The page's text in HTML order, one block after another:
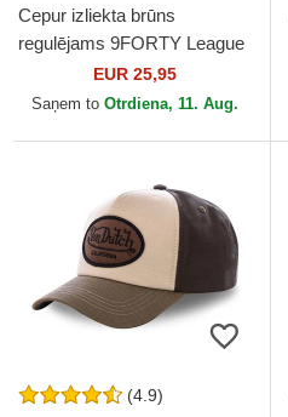
Cepur izliekta brūns
regulējams 9FORTY League
Essential no New York
Yankees MLB no New Era
EUR 25,95
Saņem to Otrdiena, 11. Aug.
(4.9)